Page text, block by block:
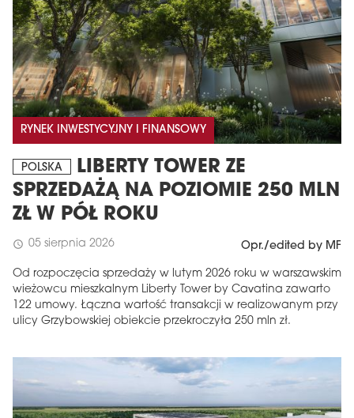
RYNEK INWESTYCYJNY I FINANSOWY
POLSKA
LIBERTY TOWER ZE
SPRZEDAŻĄ NA POZIOMIE 250 MLN
ZŁ W PÓŁ ROKU
schedule 05 sierpnia 2026 Opr./edited by MF
Od rozpoczęcia sprzedaży w lutym 2026 roku w warszawskim
wieżowcu mieszkalnym Liberty Tower by Cavatina zawarto
122 umowy. Łączna wartość transakcji w realizowanym przy
ulicy Grzybowskiej obiekcie przekroczyła 250 mln zł.